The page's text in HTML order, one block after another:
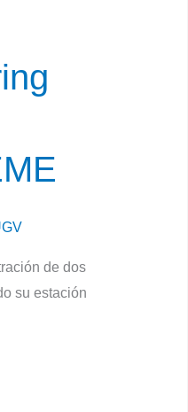
de dos
su estación